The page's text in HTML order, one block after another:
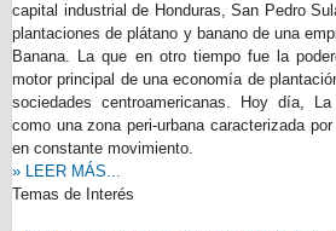
capital industrial de Honduras, San Pedro
plantaciones de plátano y banano de una
Banana. La que en otro tiempo fue la
motor principal de una economía de
sociedades centroamericanas. Hoy día,
como una zona peri-urbana caracterizada
en constante movimiento.
» LEER MÁS...
Temas de Interés